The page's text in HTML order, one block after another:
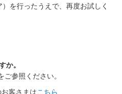
を行ったうえで、再度お試しく
か。
参照ください。
客さまはこちら